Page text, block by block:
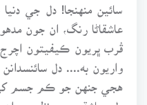
سائين منهنجا! دل جي
عاشقاڻا رنگ، ان جون
قُرب ڀريون ڪيفيتون
واريون به.... دل
هجي جنهن جو ڪم جسم
دل، عاشقن جي نظر ۾،